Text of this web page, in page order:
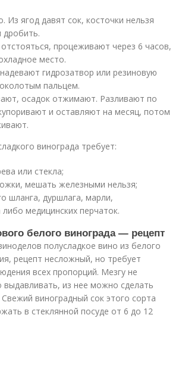
Из ягод давят сок, косточки нельзя
дробить.
процеживают через 6 часов,
место.
гидрозатвор или резиновую
пальцем.
осадок отжимают. Разливают по
и оставляют на месяц, потом
винограда требует:
или стекла;
мешать железными нельзя;
шланга, дуршлага, марли,
либо медицинских перчаток.
белого винограда — рецепт
полусладкое вино из белого
рецепт несложный, но требует
всех пропорций. Мезгу не
выдавливать, из нее можно сделать
виноградный сок этого сорта
в стеклянной посуде от 6 до 12